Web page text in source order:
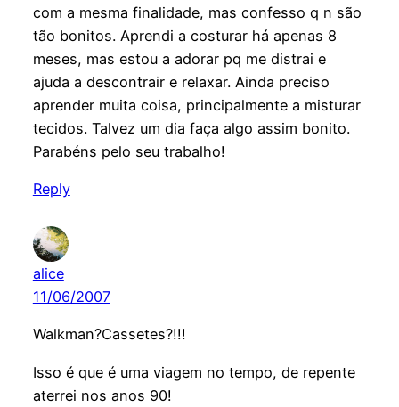
com a mesma finalidade, mas confesso q n são
tão bonitos. Aprendi a costurar há apenas 8
meses, mas estou a adorar pq me distrai e
ajuda a descontrair e relaxar. Ainda preciso
aprender muita coisa, principalmente a misturar
tecidos. Talvez um dia faça algo assim bonito.
Parabéns pelo seu trabalho!
Reply
alice
11/06/2007
Walkman?Cassetes?!!!
Isso é que é uma viagem no tempo, de repente
aterrei nos anos 90!